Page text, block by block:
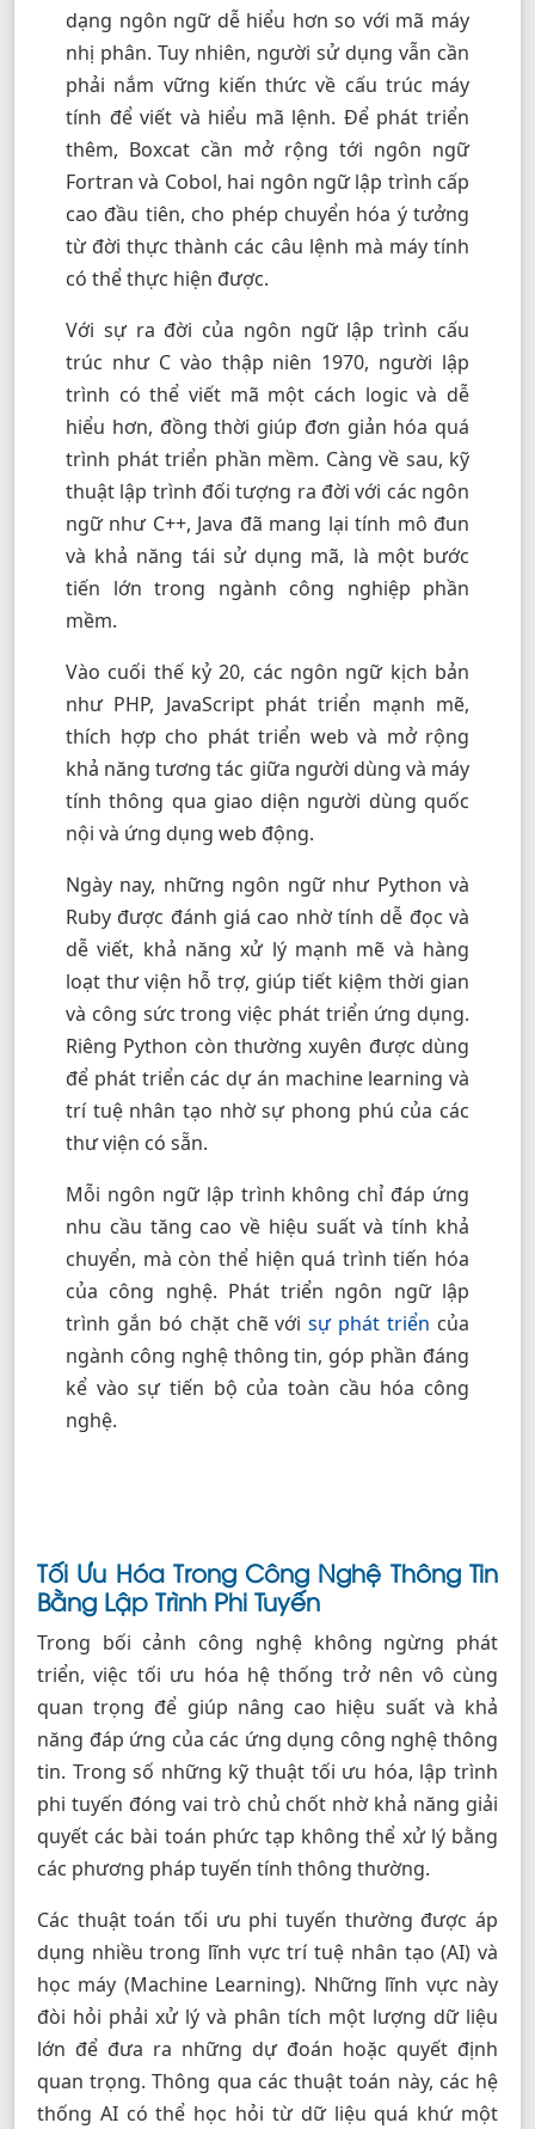
dạng ngôn ngữ dễ hiểu hơn so với mã máy
nhị phân. Tuy nhiên, người sử dụng vẫn cần
phải nắm vững kiến thức về cấu trúc máy
tính để viết và hiểu mã lệnh. Để phát triển
thêm, Boxcat cần mở rộng tới ngôn ngữ
Fortran và Cobol, hai ngôn ngữ lập trình cấp
cao đầu tiên, cho phép chuyển hóa ý tưởng
từ đời thực thành các câu lệnh mà máy tính
có thể thực hiện được.
Với sự ra đời của ngôn ngữ lập trình cấu
trúc như C vào thập niên 1970, người lập
trình có thể viết mã một cách logic và dễ
hiểu hơn, đồng thời giúp đơn giản hóa quá
trình phát triển phần mềm. Càng về sau, kỹ
thuật lập trình đối tượng ra đời với các ngôn
ngữ như C++, Java đã mang lại tính mô đun
và khả năng tái sử dụng mã, là một bước
tiến lớn trong ngành công nghiệp phần
mềm.
Vào cuối thế kỷ 20, các ngôn ngữ kịch bản
như PHP, JavaScript phát triển mạnh mẽ,
thích hợp cho phát triển web và mở rộng
khả năng tương tác giữa người dùng và máy
tính thông qua giao diện người dùng quốc
nội và ứng dụng web động.
Ngày nay, những ngôn ngữ như Python và
Ruby được đánh giá cao nhờ tính dễ đọc và
dễ viết, khả năng xử lý mạnh mẽ và hàng
loạt thư viện hỗ trợ, giúp tiết kiệm thời gian
và công sức trong việc phát triển ứng dụng.
Riêng Python còn thường xuyên được dùng
để phát triển các dự án machine learning và
trí tuệ nhân tạo nhờ sự phong phú của các
thư viện có sẵn.
Mỗi ngôn ngữ lập trình không chỉ đáp ứng
nhu cầu tăng cao về hiệu suất và tính khả
chuyển, mà còn thể hiện quá trình tiến hóa
của công nghệ. Phát triển ngôn ngữ lập
trình gắn bó chặt chẽ vớisự phát triển của
ngành công nghệ thông tin, góp phần đáng
kể vào sự tiến bộ của toàn cầu hóa công
nghệ.
Tối Ưu Hóa Trong Công Nghệ Thông Tin
Bằng Lập Trình Phi Tuyến
Trong bối cảnh công nghệ không ngừng phát
triển, việc tối ưu hóa hệ thống trở nên vô cùng
quan trọng để giúp nâng cao hiệu suất và khả
năng đáp ứng của các ứng dụng công nghệ thông
tin. Trong số những kỹ thuật tối ưu hóa, lập trình
phi tuyến đóng vai trò chủ chốt nhờ khả năng giải
quyết các bài toán phức tạp không thể xử lý bằng
các phương pháp tuyến tính thông thường.
Các thuật toán tối ưu phi tuyến thường được áp
dụng nhiều trong lĩnh vực trí tuệ nhân tạo (AI) và
học máy (Machine Learning). Những lĩnh vực này
đòi hỏi phải xử lý và phân tích một lượng dữ liệu
lớn để đưa ra những dự đoán hoặc quyết định
quan trọng. Thông qua các thuật toán này, các hệ
thống AI có thể học hỏi từ dữ liệu quá khứ một